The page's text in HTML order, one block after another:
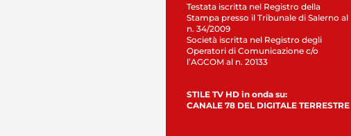
Testata iscritta nel Registro della
Stampa presso il Tribunale di Salerno al
n. 34/2009
Società iscritta nel Registro degli
Operatori di Comunicazione c/o
l’AGCOM al n. 20133
STILE TV HD in onda su:
CANALE 78 DEL DIGITALE TERRESTRE